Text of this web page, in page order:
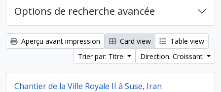
Options de recherche avancée
Aperçu avant impression Card view
Table view
Trier par: Titre
Direction: Croissant
Chantier de la Ville Royale II à Suse, Iran